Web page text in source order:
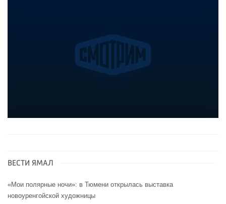
ВЕСТИ ЯМАЛ
«Мои полярные ночи»: в Тюмени открылась выставка
новоуренгойской художницы